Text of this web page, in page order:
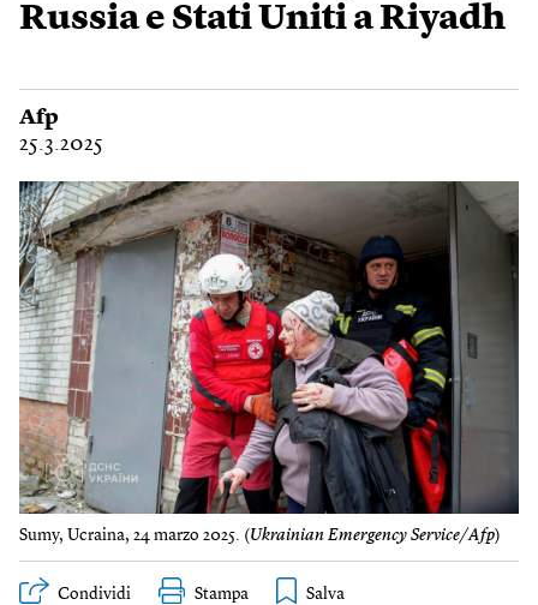
Russia e Stati Uniti a Riyadh
Afp
25.3.2025
Sumy, Ucraina, 24 marzo 2025. (Ukrainian Emergency Service/Afp)
Condividi Stampa